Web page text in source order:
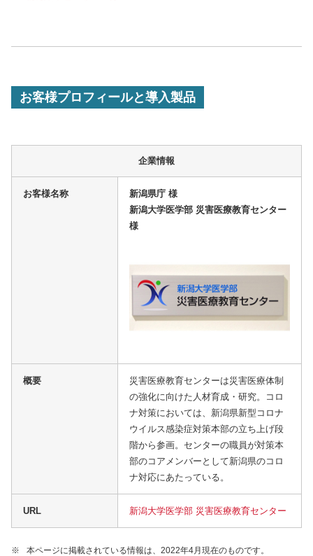
お客様プロフィールと導入製品
企業情報
お客様名称
新潟県庁 様
新潟大学医学部 災害医療教育センター
様
概要
災害医療教育センターは災害医療体制
の強化に向けた人材育成・研究。コロ
ナ対策においては、新潟県新型コロナ
ウイルス感染症対策本部の立ち上げ段
階から参画。センターの職員が対策本
部のコアメンバーとして新潟県のコロ
ナ対応にあたっている。
URL 新潟大学医学部 災害医療教育センター
※ 本ページに掲載されている情報は、2022年4月現在のものです。